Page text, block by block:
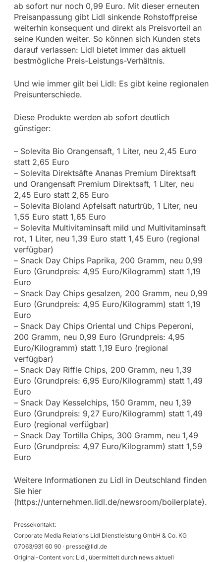
ab sofort nur noch 0,99 Euro. Mit dieser erneuten
Preisanpassung gibt Lidl sinkende Rohstoffpreise
weiterhin konsequent und direkt als Preisvorteil an
seine Kunden weiter. So können sich Kunden stets
darauf verlassen: Lidl bietet immer das aktuell
bestmögliche Preis-Leistungs-Verhältnis.
Und wie immer gilt bei Lidl: Es gibt keine regionalen
Preisunterschiede.
Diese Produkte werden ab sofort deutlich
günstiger:
– Solevita Bio Orangensaft, 1 Liter, neu 2,45 Euro
statt 2,65 Euro
– Solevita Direktsäfte Ananas Premium Direktsaft
und Orangensaft Premium Direktsaft, 1 Liter, neu
2,45 Euro statt 2,65 Euro
– Solevita Bioland Apfelsaft naturtrüb, 1 Liter, neu
1,55 Euro statt 1,65 Euro
– Solevita Multivitaminsaft mild und Multivitaminsaft
rot, 1 Liter, neu 1,39 Euro statt 1,45 Euro (regional
verfügbar)
– Snack Day Chips Paprika, 200 Gramm, neu 0,99
Euro (Grundpreis: 4,95 Euro/Kilogramm) statt 1,19
Euro
– Snack Day Chips gesalzen, 200 Gramm, neu 0,99
Euro (Grundpreis: 4,95 Euro/Kilogramm) statt 1,19
Euro
– Snack Day Chips Oriental und Chips Peperoni,
200 Gramm, neu 0,99 Euro (Grundpreis: 4,95
Euro/Kilogramm) statt 1,19 Euro (regional
verfügbar)
– Snack Day Riffle Chips, 200 Gramm, neu 1,39
Euro (Grundpreis: 6,95 Euro/Kilogramm) statt 1,49
Euro
– Snack Day Kesselchips, 150 Gramm, neu 1,39
Euro (Grundpreis: 9,27 Euro/Kilogramm) statt 1,49
Euro (regional verfügbar)
– Snack Day Tortilla Chips, 300 Gramm, neu 1,49
Euro (Grundpreis: 4,97 Euro/Kilogramm) statt 1,59
Euro
Weitere Informationen zu Lidl in Deutschland finden
Sie hier
(https://unternehmen.lidl.de/newsroom/boilerplate).
Pressekontakt:
Corporate Media Relations Lidl Dienstleistung GmbH & Co. KG
07063/931 60 90 · presse@lidl.de
Original-Content von: Lidl, übermittelt durch news aktuell